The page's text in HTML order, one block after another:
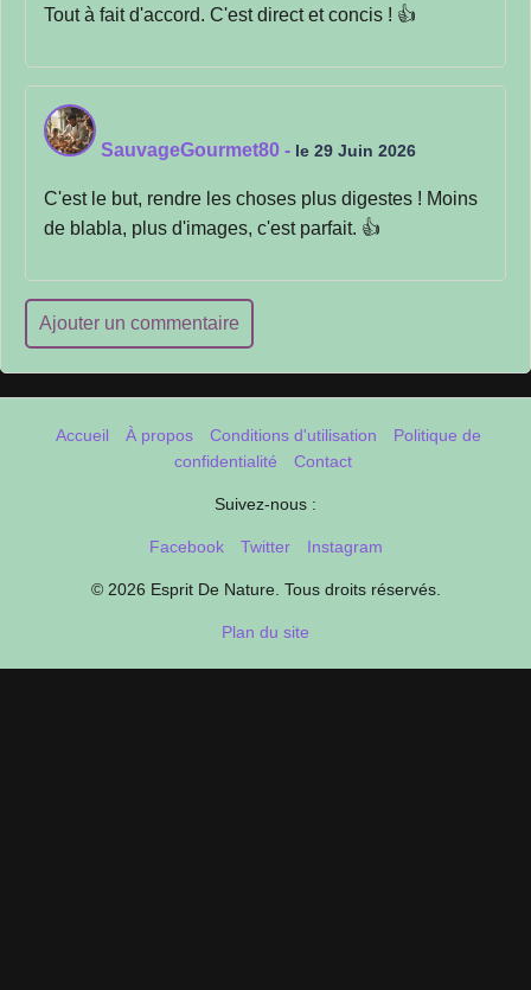
Tout à fait d'accord. C'est direct et concis ! 👍
SauvageGourmet80 - le 29 Juin 2026
C'est le but, rendre les choses plus digestes ! Moins
de blabla, plus d'images, c'est parfait. 👍
Ajouter un commentaire
Accueil À propos Conditions d'utilisation
Politique de
confidentialité
Contact
Suivez-nous :
Facebook Twitter Instagram
© 2026 Esprit De Nature. Tous droits réservés.
Plan du site